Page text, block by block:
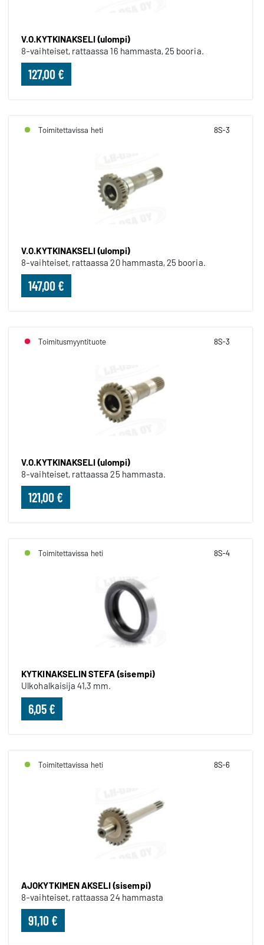
V.O.KYTKINAKSELI (ulompi)
8-vaihteiset, rattaassa 16 hammasta, 25 booria.
127,00 €
Toimitettavissa heti 8S-3
V.O.KYTKINAKSELI (ulompi)
8-vaihteiset, rattaassa 20 hammasta, 25 booria.
147,00 €
Toimitusmyyntituote 8S-3
V.O.KYTKINAKSELI (ulompi)
8-vaihteiset, rattaassa 25 hammasta.
121,00 €
Toimitettavissa heti 8S-4
KYTKINAKSELIN STEFA (sisempi)
Ulkohalkaisija 41,3 mm.
6,05 €
Toimitettavissa heti 8S-6
AJOKYTKIMEN AKSELI (sisempi)
8-vaihteiset, rattaassa 24 hammasta
91,10 €